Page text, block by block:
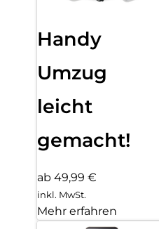
Handy
Umzug
leicht
gemacht!
ab 49,99 €
inkl. MwSt.
Mehr erfahren